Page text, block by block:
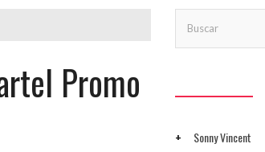
Promo
Sonny Vincent